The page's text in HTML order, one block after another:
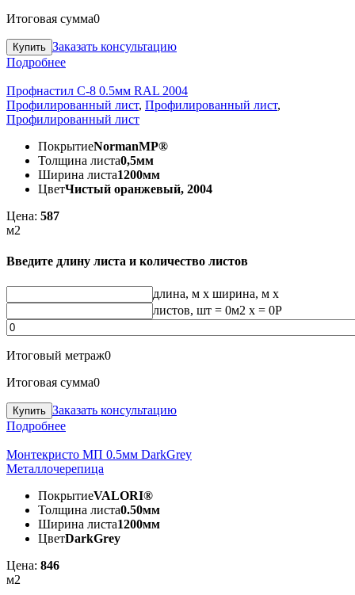
Итоговая сумма0
Заказать консультацию
Подробнее
Профнастил С-8 0.5мм RAL 2004
Профилированный лист, Профилированный лист,
Профилированный лист
ПокрытиеNormanMP®
Толщина листа0,5мм
Ширина листа1200мм
ЦветЧистый оранжевый, 2004
Цена: 587
м2
Введите длину листа и количество листов
длина, м x ширина, м x
листов, шт = 0м2 x = 0Р
Итоговый метраж0
Итоговая сумма0
Заказать консультацию
Подробнее
Монтекристо МП 0.5мм DarkGrey
Металлочерепица
ПокрытиеVALORI®
Толщина листа0.50мм
Ширина листа1200мм
ЦветDarkGrey
Цена: 846
м2